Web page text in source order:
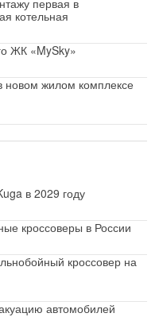
котельная
ЖК «MySky»
новом жилом комплексе
в 2029 году
кроссоверы в России
кроссовер на
автомобилей